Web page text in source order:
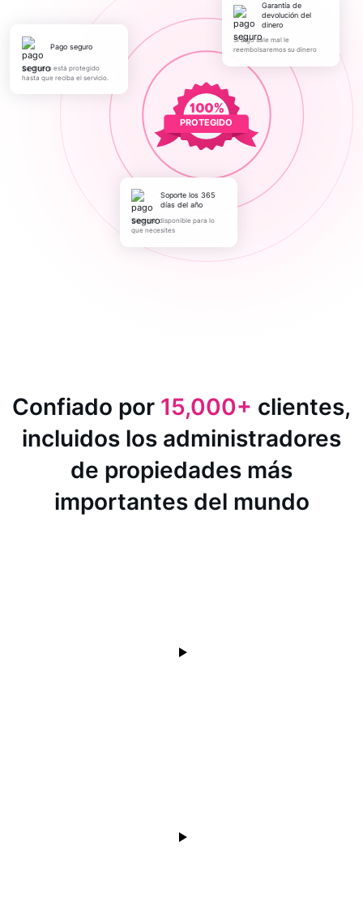
PROTEGIDO
pago seguro
Su dinero está protegido
hasta que reciba el servicio.
Garantía de
devolución del
dinero
Si algo sale mal le
reembolsaremos su dinero
Soporte los 365
días del año
Siempre disponible para lo
que necesites
Confiado por 15,000+ clientes,
incluidos los administradores
de propiedades más
importantes del mundo